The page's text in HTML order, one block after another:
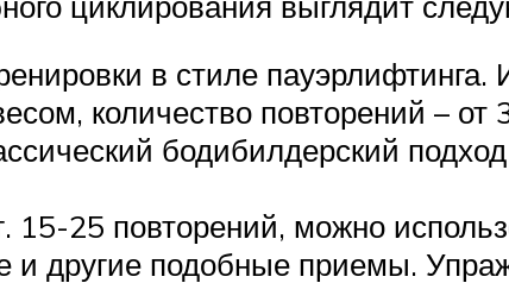
в стиле
количество повторений – от
бодибилдерский
15-25 повторений, можно
и другие подобные приемы.